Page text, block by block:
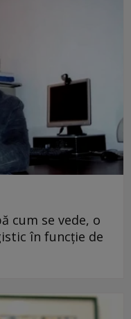
cum se vede, o
în funcţie de